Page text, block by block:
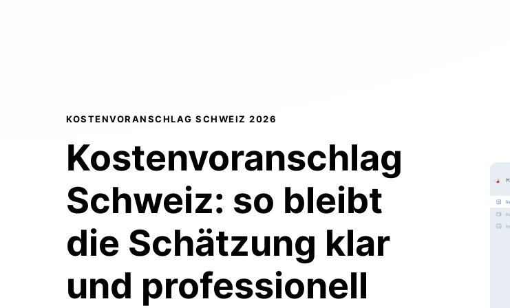
KOSTENVORANSCHLAG SCHWEIZ 2026
Kostenvoranschlag
Schweiz: so bleibt
die Schätzung klar
und professionell